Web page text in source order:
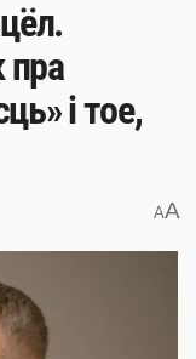
і тое,
AA